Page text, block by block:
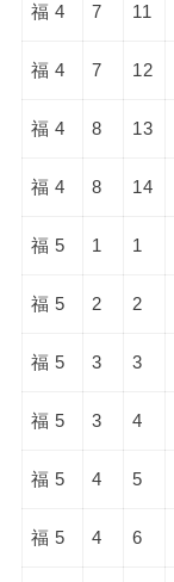
福 4 7 11
福 4 7 12
福 4 8 13
福 4 8 14
福 5 1 1
福 5 2 2
福 5 3 3
福 5 3 4
福 5 4 5
福 5 4 6